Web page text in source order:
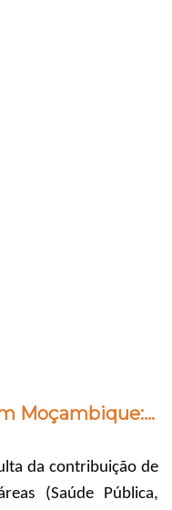
Adolescentes e Jovens em Moçambique: uma Perspectiva Demográfica e de Saúde
da contribuição de
(Saúde Pública,